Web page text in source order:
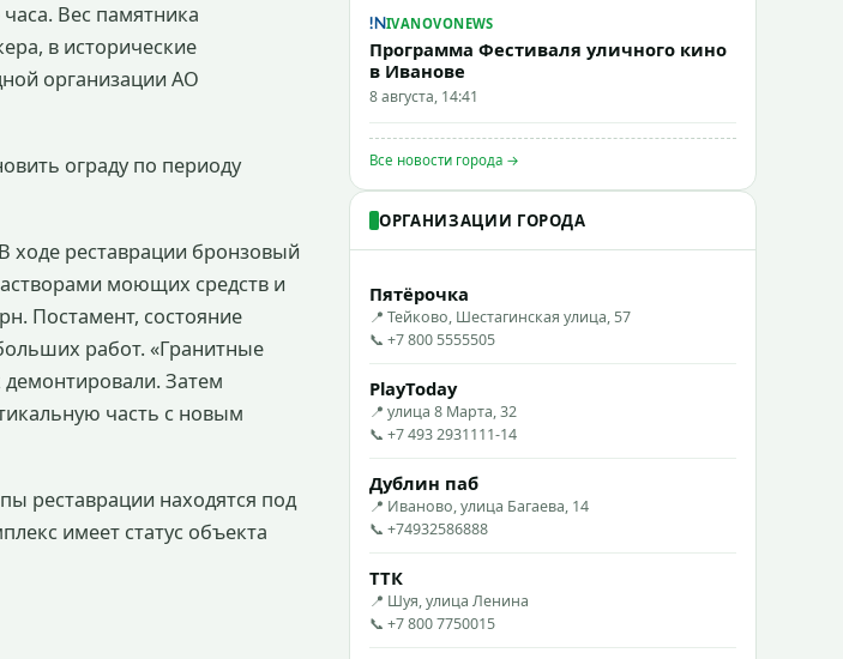
Вес памятника
в исторические
организации АО
ограду по периоду
ходе реставрации бронзовый
моющих средств и
Постамент, состояние
работ. «Гранитные
Затем
часть с новым
реставрации находятся под
имеет статус объекта
IVANOVONEWS
Программа Фестиваля уличного кино
в Иванове
8 августа, 14:41
Все новости города →
ОРГАНИЗАЦИИ ГОРОДА
Пятёрочка
📍 Тейково, Шестагинская улица, 57
📞 +7 800 5555505
PlayToday
📍 улица 8 Марта, 32
📞 +7 493 2931111-14
Дублин паб
📍 Иваново, улица Багаева, 14
📞 +74932586888
ТТК
📍 Шуя, улица Ленина
📞 +7 800 7750015